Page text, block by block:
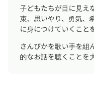
子どもたちが目に見え
束、思いやり、勇気、
に身につけていくこと
さんびかを歌い手を組
的なお話を聴くことを